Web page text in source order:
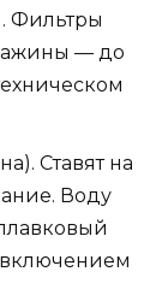
Фильтры
— до
Ставят на
Воду